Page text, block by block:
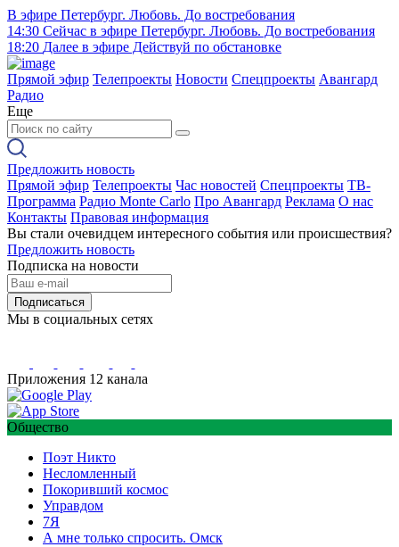
В эфире Петербург. Любовь. До востребования
14:30 Сейчас в эфире Петербург. Любовь. До востребования
18:20 Далее в эфире Действуй по обстановке
Прямой эфир Телепроекты Новости Спецпроекты Авангард
Радио
Еще
Предложить новость
Прямой эфир Телепроекты Час новостей Спецпроекты ТВ-
Программа Радио Monte Carlo Про Авангард Реклама О нас
Контакты Правовая информация
Вы стали очевидцем интересного события или происшествия?
Предложить новость
Подписка на новости
Подписаться
Мы в социальных сетях
Приложения 12 канала
Общество
Поэт Никто
Несломленный
Покоривший космос
Управдом
7Я
А мне только спросить. Омск